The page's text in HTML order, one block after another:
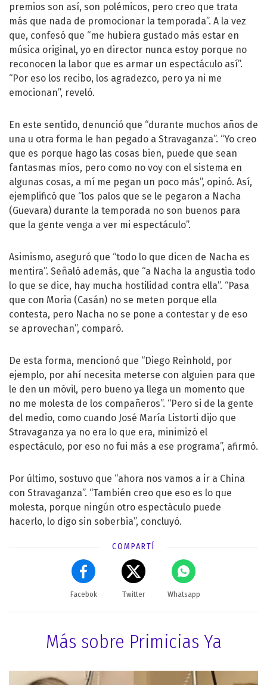
premios son así, son polémicos, pero creo que trata
más que nada de promocionar la temporada”. A la vez
que, confesó que “me hubiera gustado más estar en
música original, yo en director nunca estoy porque no
reconocen la labor que es armar un espectáculo así”.
“Por eso los recibo, los agradezco, pero ya ni me
emocionan”, reveló.
En este sentido, denunció que “durante muchos años de
una u otra forma le han pegado a Stravaganza”. “Yo creo
que es porque hago las cosas bien, puede que sean
fantasmas míos, pero como no voy con el sistema en
algunas cosas, a mí me pegan un poco más”, opinó. Así,
ejemplificó que “los palos que se le pegaron a Nacha
(Guevara) durante la temporada no son buenos para
que la gente venga a ver mi espectáculo”.
Asimismo, aseguró que “todo lo que dicen de Nacha es
mentira”. Señaló además, que “a Nacha la angustia todo
lo que se dice, hay mucha hostilidad contra ella”. “Pasa
que con Moria (Casán) no se meten porque ella
contesta, pero Nacha no se pone a contestar y de eso
se aprovechan”, comparó.
De esta forma, mencionó que “Diego Reinhold, por
ejemplo, por ahí necesita meterse con alguien para que
le den un móvil, pero bueno ya llega un momento que
no me molesta de los compañeros”. “Pero si de la gente
del medio, como cuando José María Listorti dijo que
Stravaganza ya no era lo que era, minimizó el
espectáculo, por eso no fui más a ese programa”, afirmó.
Por último, sostuvo que “ahora nos vamos a ir a China
con Stravaganza”. “También creo que eso es lo que
molesta, porque ningún otro espectáculo puede
hacerlo, lo digo sin soberbia”, concluyó.
COMPARTÍ
Facebok Twitter Whatsapp
Más sobre Primicias Ya